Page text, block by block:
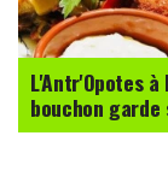
L'Antr'Opotes
bouchon